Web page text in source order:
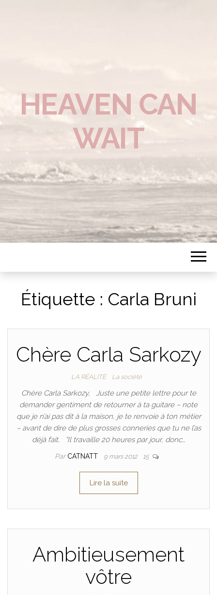
HEAVEN CAN
WAIT
Étiquette : Carla Bruni
Chère Carla Sarkozy
LA RÉALITÉ La société
Chère Carla Sarkozy, Juste une petite lettre pour te
demander gentiment de retourner à ta guitare – note
que je n’ai pas dit à la maison, je te renvoie à ton métier
– avant de dire de plus grosses conneries que tu ne l’as
déjà fait. “Il travaille 20 heures par jour, donc…
Par CATNATT 9 mars 2012 15
Lire la suite
Ambitieusement
vôtre